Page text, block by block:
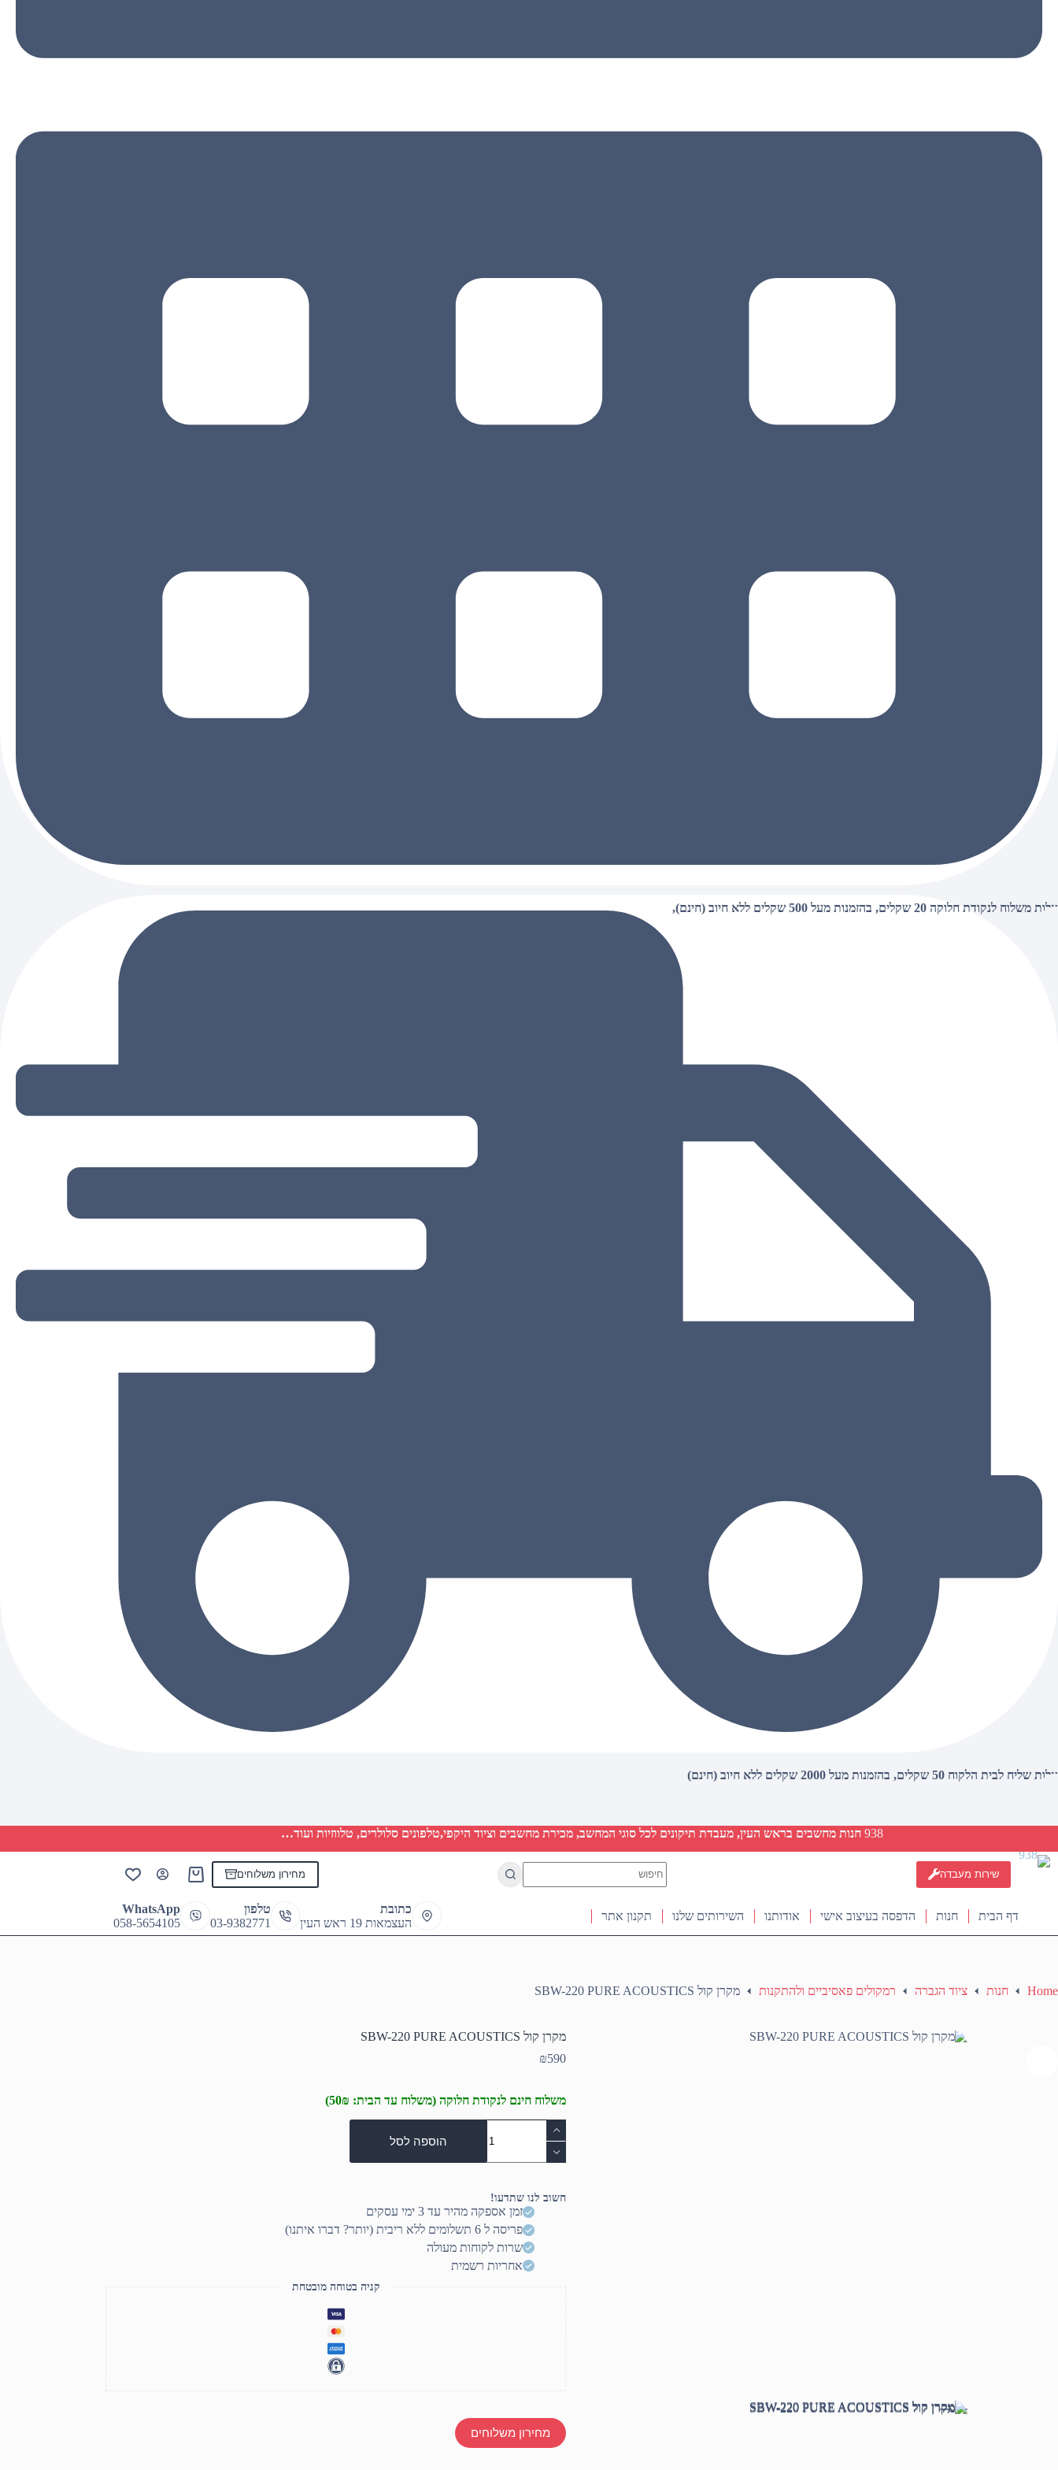
עלות משלוח לנקודת חלוקה 20 שקלים, בהזמנות מעל 500 שקלים ללא חיוב (חינם),
עלות שליח לבית הלקוח 50 שקלים, בהזמנות מעל 2000 שקלים ללא חיוב (חינם)
938 חנות מחשבים בראש העין, מעבדת תיקונים לכל סוגי המחשב, מכירת מחשבים וציוד היקפי,טלפונים סלולרים, טלווזיות ועוד…
שירות מעבדה
results
מחירון משלוחים
Shopping
דף הבית
חנות הדפסה בעיצוב אישי אודותנו השירותים שלנו תקנון אתר
כתובת
העצמאות 19 ראש העין
טלפון
03-9382771
WhatsApp
058-5654105
Home חנות ציוד הגברה רמקולים פאסיביים ולהתקנות מקרן קול SBW-220 PURE ACOUSTICS
מקרן קול SBW-220 PURE ACOUSTICS
₪590
משלוח חינם לנקודת חלוקה (משלוח עד הבית: 50₪)
כמות
של
מקרן
קול
220
PURE
ACOUSTICS
הוספה לסל
חשוב לנו שתדעו!
זמן אספקה מהיר עד 3 ימי עסקים
פריסה ל 6 תשלומים ללא ריבית (יותר? דברו איתנו)
שרות לקוחות מעולה
אחריות רשמית
קניה בטוחה מובטחת
מחירון משלוחים